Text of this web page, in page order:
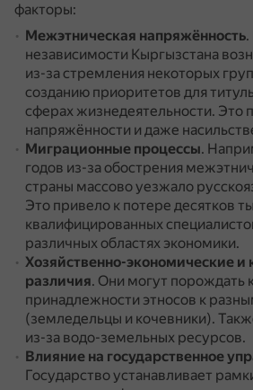
факторы:
Межэтническая напряжённость.
независимости Кыргызстана
из-за стремления некоторых
созданию приоритетов для
сферах жизнедеятельности. Это
напряжённости и даже
Миграционные процессы.
годов из-за обострения
страны массово уезжало
Это привело к потере десятков
квалифицированных
различных областях экономики.
Хозяйственно-экономические и
различия. Они могут порождать
принадлежности этносов к
(земледельцы и кочевники).
из-за водо-земельных ресурсов.
Влияние на государственное
Государство устанавливает